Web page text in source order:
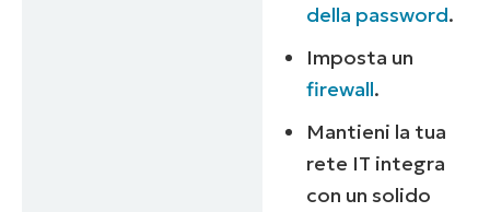
della password.
Imposta un
firewall.
Mantieni la tua
rete IT integra
con un solido